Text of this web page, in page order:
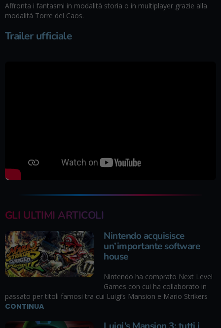
Affronta i fantasmi in modalità storia o in multiplayer grazie alla
modalità Torre del Caos.
Trailer ufficiale
GLI ULTIMI ARTICOLI
Nintendo acquisisce
un’importante software
house
Nintendo ha comprato Next Level
Games con cui ha collaborato in
passato per titoli famosi tra cui Luigi’s Mansion e Mario Strikers
CONTINUA